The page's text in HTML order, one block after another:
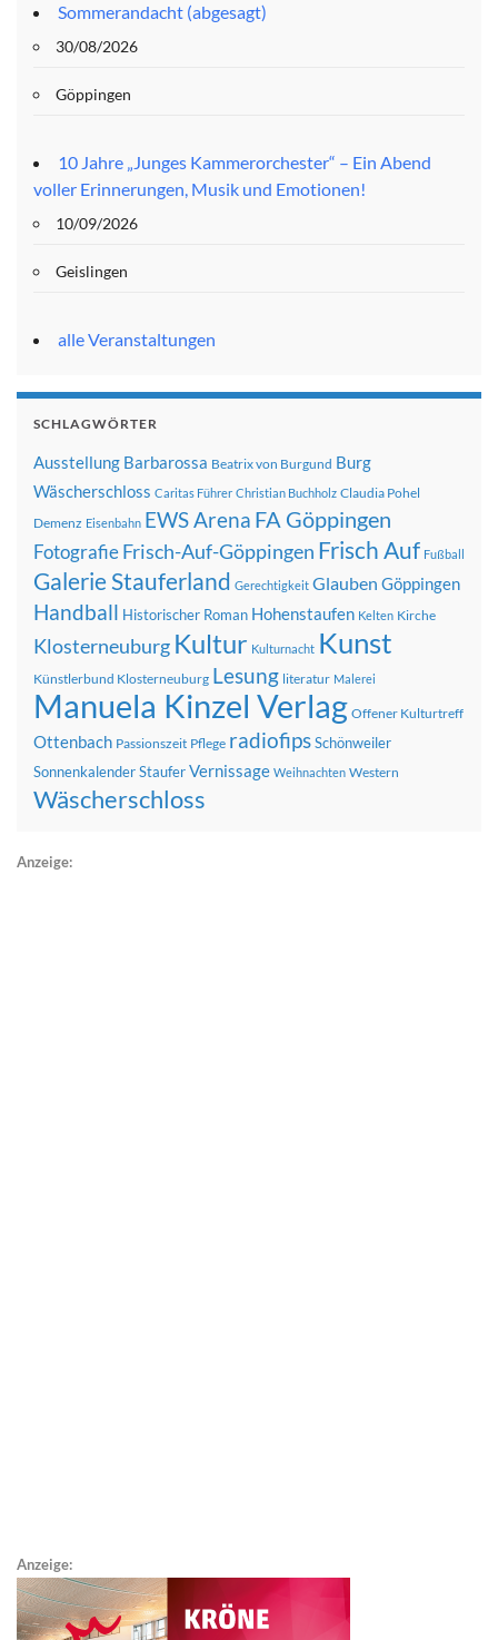
Sommerandacht (abgesagt)
30/08/2026
Göppingen
10 Jahre „Junges Kammerorchester“ – Ein Abend
voller Erinnerungen, Musik und Emotionen!
10/09/2026
Geislingen
alle Veranstaltungen
SCHLAGWÖRTER
Ausstellung Barbarossa Beatrix von Burgund Burg
Wäscherschloss Caritas Führer Christian Buchholz Claudia Pohel
Demenz Eisenbahn EWS Arena FA Göppingen
FotografieFrisch-Auf-Göppingen Frisch Auf Fußball
Galerie Stauferland Gerechtigkeit Glauben Göppingen
Handball Historischer Roman Hohenstaufen Kelten Kirche
Klosterneuburg Kultur Kulturnacht Kunst
Künstlerbund Klosterneuburg Lesung literatur Malerei
Manuela Kinzel Verlag Offener Kulturtreff
Ottenbach Passionszeit Pflege radiofipsSchönweiler
SonnenkalenderStauferVernissage Weihnachten Western
Wäscherschloss
Anzeige:
Anzeige: